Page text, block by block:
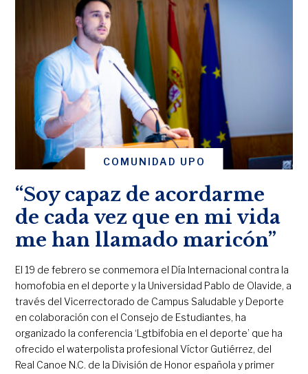
COMUNIDAD UPO
“Soy capaz de acordarme
de cada vez que en mi vida
me han llamado maricón”
El 19 de febrero se conmemora el Día Internacional contra la
homofobia en el deporte y la Universidad Pablo de Olavide, a
través del Vicerrectorado de Campus Saludable y Deporte
en colaboración con el Consejo de Estudiantes, ha
organizado la conferencia ‘Lgtbifobia en el deporte’ que ha
ofrecido el waterpolista profesional Víctor Gutiérrez, del
Real Canoe N.C. de la División de Honor española y primer